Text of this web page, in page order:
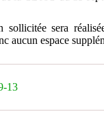
sollicitée sera
aucun espace
13